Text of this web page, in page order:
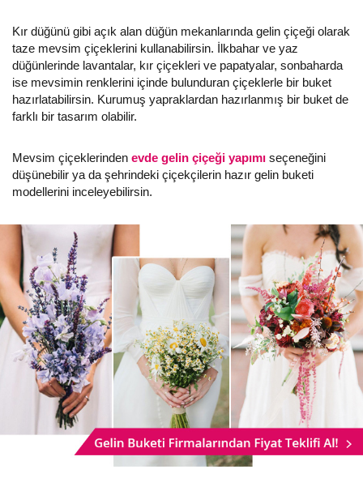
Kır düğünü gibi açık alan düğün mekanlarında gelin çiçeği olarak
taze mevsim çiçeklerini kullanabilirsin. İlkbahar ve yaz
düğünlerinde lavantalar, kır çiçekleri ve papatyalar, sonbaharda
ise mevsimin renklerini içinde bulunduran çiçeklerle bir buket
hazırlatabilirsin. Kurumuş yapraklardan hazırlanmış bir buket de
farklı bir tasarım olabilir.
Mevsim çiçeklerinden evde gelin çiçeği yapımı seçeneğini
düşünebilir ya da şehrindeki çiçekçilerin hazır gelin buketi
modellerini inceleyebilirsin.